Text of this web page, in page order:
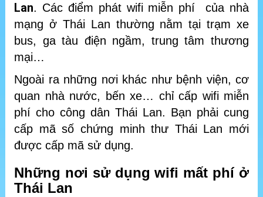
Lan. Các điểm phát wifi miễn phí của nhà
mạng ở Thái Lan thường nằm tại trạm xe
bus, ga tàu điện ngầm, trung tâm thương
mại…
Ngoài ra những nơi khác như bệnh viện, cơ
quan nhà nước, bến xe… chỉ cấp wifi miễn
phí cho công dân Thái Lan. Bạn phải cung
cấp mã số chứng minh thư Thái Lan mới
được cấp mã sử dụng.
Những nơi sử dụng wifi mất phí ở
Thái Lan